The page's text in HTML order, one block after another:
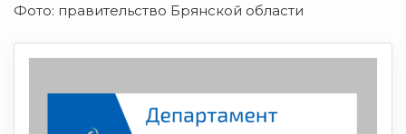
Фото: правительство Брянской области